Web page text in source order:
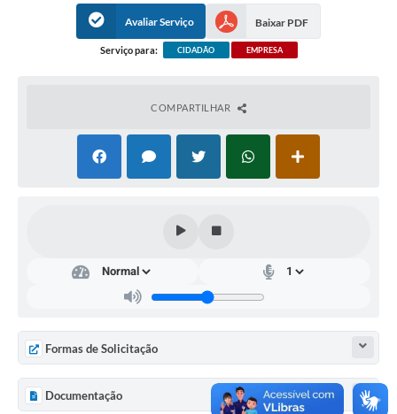
Galeria de Fotos
Serviços Online
Telefones Úteis
Avaliar Serviço Baixar PDF
Serviço para: CIDADÃO EMPRESA
COMPARTILHAR
Formas de Solicitação
Documentação